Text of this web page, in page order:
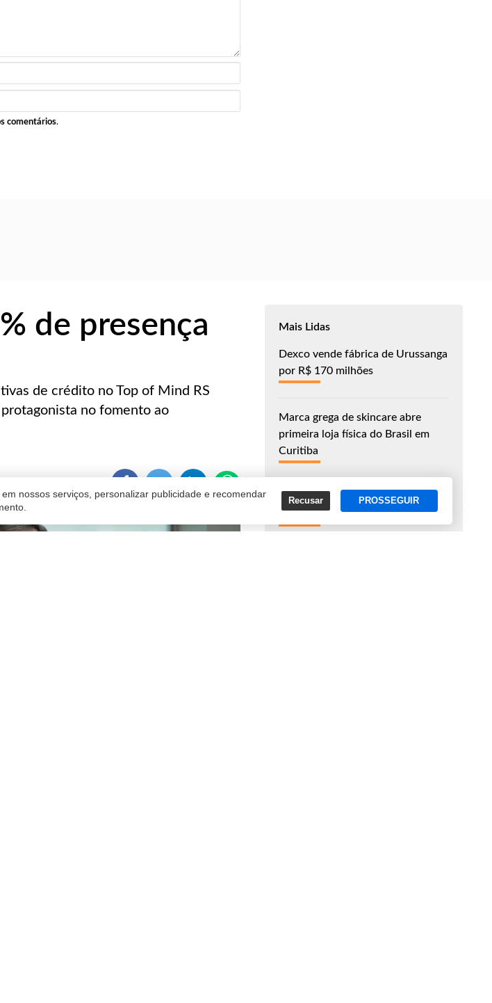
nossos serviços, personalizar publicidade e recomendar
Recusar PROSSEGUIR
comentários.
de presença
de crédito no Top of Mind RS
no fomento ao
Mais Lidas
Dexco vende fábrica de Urussanga
por R$ 170 milhões
Marca grega de skincare abre
primeira loja física do Brasil em
Curitiba
John Deere anuncia produção de
componentes eletrônicos no Brasil